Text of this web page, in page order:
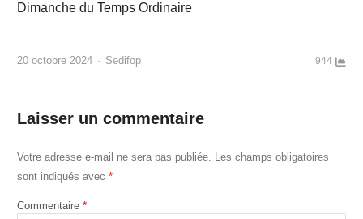
Dimanche du Temps Ordinaire
…
20 octobre 2024 Author
Sedifop 944
Laisser un commentaire
Votre adresse e-mail ne sera pas publiée.
Les champs obligatoires
sont indiqués avec *
Commentaire *